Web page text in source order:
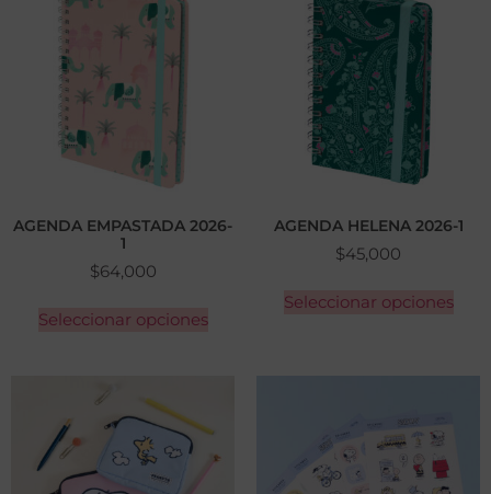
AGENDA EMPASTADA 2026-
1
$64,000
Seleccionar opciones
AGENDA HELENA 2026-1
$45,000
Seleccionar opciones